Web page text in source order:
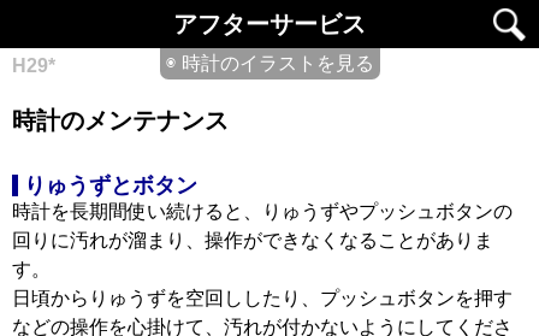
アフターサービス
◉ 時計のイラストを見る
H29*
時計のメンテナンス
りゅうずとボタン
時計を長期間使い続けると、りゅうずやプッシュボタンの
回りに汚れが溜まり、操作ができなくなることがありま
す。
日頃からりゅうずを空回ししたり、プッシュボタンを押す
などの操作を心掛けて、汚れが付かないようにしてくださ